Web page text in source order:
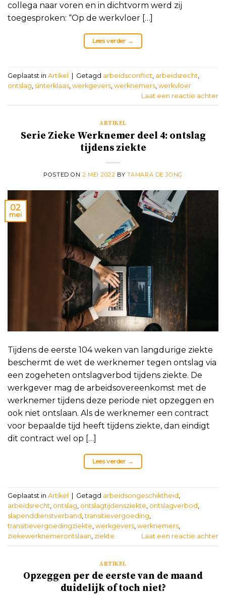
collega naar voren en in dichtvorm werd zij
toegesproken: “Op de werkvloer […]
Lees verder →
Geplaatst in Artikel | Getagd arbeidsconflict arbeidsrecht
ontslag sinterklaas werkgevers werknemers werkvloer
Laat een reactie achter
ARTIKEL
Serie Zieke Werknemer deel 4: ontslag
tijdens ziekte
POSTED ON 2 MEI 2022 BY TAMARA DE JONG
02
mei
Tijdens de eerste 104 weken van langdurige ziekte
beschermt de wet de werknemer tegen ontslag via
een zogeheten ontslagverbod tijdens ziekte. De
werkgever mag de arbeidsovereenkomst met de
werknemer tijdens deze periode niet opzeggen en
ook niet ontslaan. Als de werknemer een contract
voor bepaalde tijd heeft tijdens ziekte, dan eindigt
dit contract wel op […]
Lees verder →
Geplaatst in Artikel Getagd arbeidsongeschiktheid
arbeidsrecht ontslag ontslagtijdensziekte ontslagverbod
slapenddienstverband ,transitievergoeding
transitievergoedingziekte werkgevers werknemers
ziekewerknemerontslaan ziekte Laat een reactie achter
ARTIKEL
Opzeggen per de eerste van de maand
duidelijk of toch niet?